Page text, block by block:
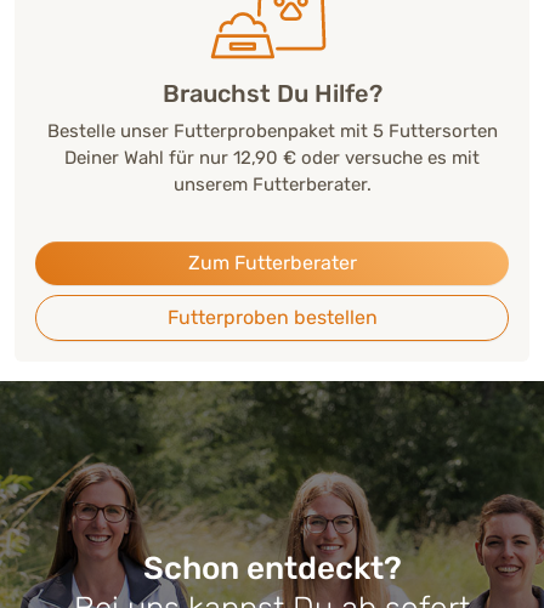
Brauchst Du Hilfe?
Bestelle unser Futterprobenpaket mit 5 Futtersorten
Deiner Wahl für nur 12,90 € oder versuche es mit
unserem Futterberater.
Zum Futterberater
Futterproben bestellen
Schon entdeckt?